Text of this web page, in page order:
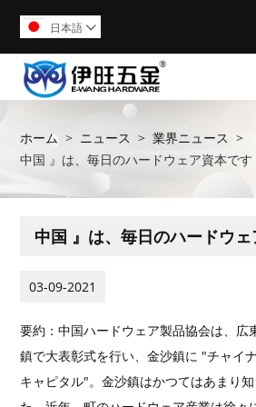
日本語 
ホーム > ニュース > 業界ニュース >
中国 』は、毎日のハードウェア資本です
中国 』は、毎日のハードウ
03-09-2021
要約：中国ハードウェア製品協会は、広
鎮で大表彰式を行い、金沙鎮に "チャイ
キャピタル"。金沙鎮はかつてはあまり